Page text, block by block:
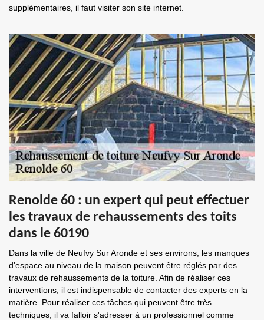
supplémentaires, il faut visiter son site internet.
Renolde 60 : un expert qui peut effectuer
les travaux de rehaussements des toits
dans le 60190
Dans la ville de Neufvy Sur Aronde et ses environs, les manques
d'espace au niveau de la maison peuvent être réglés par des
travaux de rehaussements de la toiture. Afin de réaliser ces
interventions, il est indispensable de contacter des experts en la
matière. Pour réaliser ces tâches qui peuvent être très
techniques, il va falloir s'adresser à un professionnel comme